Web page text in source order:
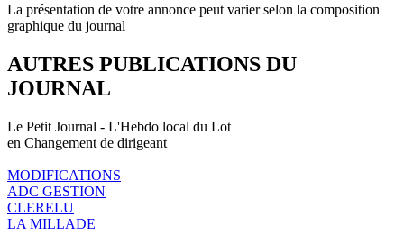
La présentation de votre annonce peut varier selon la composition
graphique du journal
AUTRES PUBLICATIONS DU
JOURNAL
Le Petit Journal - L'Hebdo local du Lot
en Changement de dirigeant
MODIFICATIONS
ADC GESTION
CLERELU
LA MILLADE